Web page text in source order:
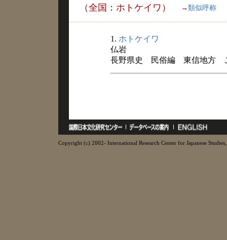
（全国：ホトケイワ） → 類似呼称
1. ホトケイワ
仏岩
長野県史 民俗編 東信地方 こ
Copyright (c) 2002- International Research Center for Japanese